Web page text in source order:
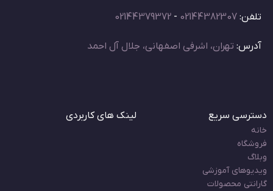
تلفن:02144382307
-
02144379372
آدرس: تهران، اشرفی اصفهانی، جلال آل احمد
دسترسی سریع
خانه
فروشگاه
وبلاگ
ویدیوهای آموزشی
گارانتی محصولات
لینک های کاربردی